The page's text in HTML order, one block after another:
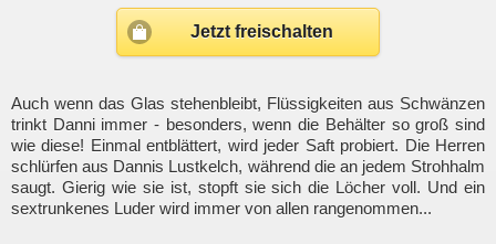
Jetzt freischalten
Auch wenn das Glas stehenbleibt, Flüssigkeiten aus Schwänzen
trinkt Danni immer - besonders, wenn die Behälter so groß sind
wie diese! Einmal entblättert, wird jeder Saft probiert. Die Herren
schlürfen aus Dannis Lustkelch, während die an jedem Strohhalm
saugt. Gierig wie sie ist, stopft sie sich die Löcher voll. Und ein
sextrunkenes Luder wird immer von allen rangenommen...